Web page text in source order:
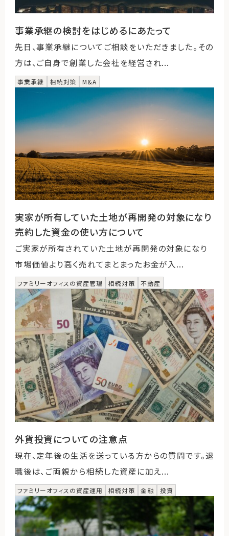
事業承継の検討をはじめるにあたって
先日、事業承継についてご相談をいただきました。その
方は、ご自身で創業した会社を経営され...
事業承継 相続対策 M&A
実家が所有していた土地が再開発の対象になり
売約した資金の使い方について
ご実家が所有されていた土地が再開発の対象になり
市場価値より高く売れてまとまったお金が入...
ファミリーオフィスの資産管理 相続対策 不動産
外貨投資についての注意点
現在、定年後の生活を送っている方からの質問です。退
職後は、ご両親から相続した資産に加え...
ファミリーオフィスの資産運用 相続対策 金融 投資